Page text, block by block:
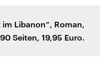
Libanon“, Roman,
Seiten, 19,95 Euro.